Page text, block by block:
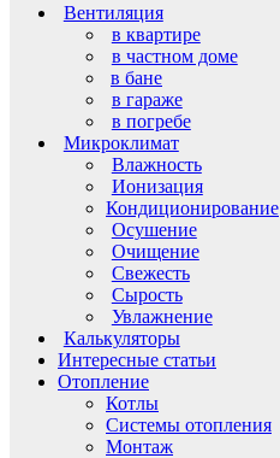
Вентиляция
в квартире
в частном доме
в бане
в гараже
в погребе
Микроклимат
Влажность
Ионизация
Кондиционирование
Осушение
Очищение
Свежесть
Сырость
Увлажнение
Калькуляторы
Интересные статьи
Отопление
Котлы
Системы отопления
Монтаж